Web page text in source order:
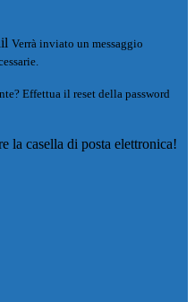
Verrà inviato un messaggio
Effettua il reset della password
la casella di posta elettronica!